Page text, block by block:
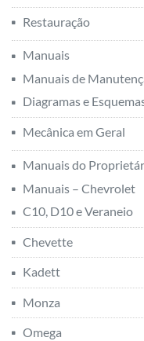
Restauração
Manuais
Manuais de
Diagramas e
Mecânica em Geral
Manuais do
Manuais – Chevrolet
C10, D10 e Veraneio
Chevette
Kadett
Monza
Omega